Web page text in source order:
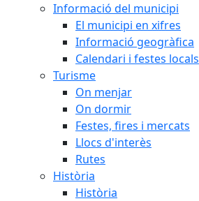
Informació del municipi
El municipi en xifres
Informació geogràfica
Calendari i festes locals
Turisme
On menjar
On dormir
Festes, fires i mercats
Llocs d'interès
Rutes
Història
Història